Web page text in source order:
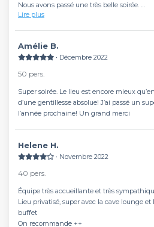
Nous avons passé une très belle soirée.
Merci!
Lire plus
Amélie B.
∙ Décembre 2022
50 pers.
Super soirée. Le lieu est encore mieux
d’une gentillesse absolue! J’ai passé un
l’année prochaine! Un grand merci
Helene H.
∙ Novembre 2022
40 pers.
Équipe très accueillante et très
Lieu privatisé, super avec la cave lounge
buffet
On recommande ++